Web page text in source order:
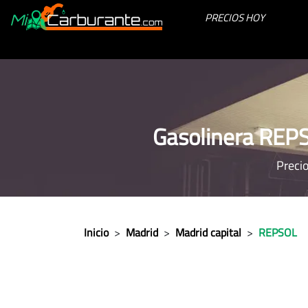
PRECIOS HOY
Gasolinera
Inicio > Madrid > Madrid capital > REPSOL